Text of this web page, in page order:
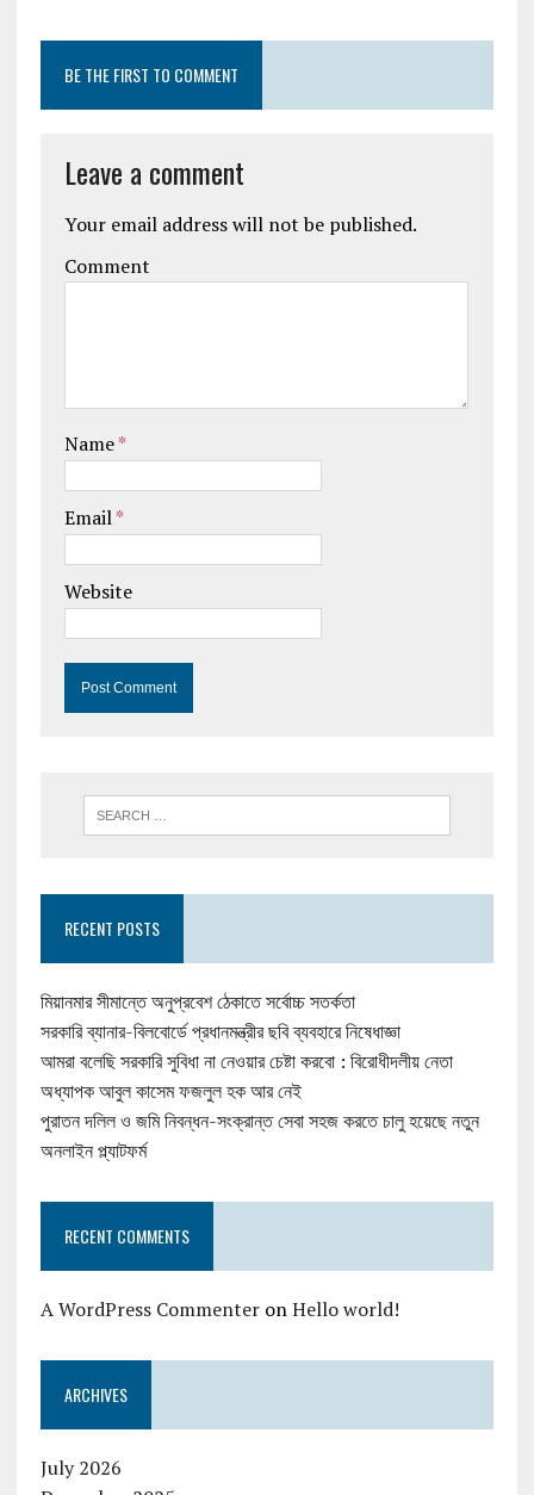
BE THE FIRST TO COMMENT
Leave a comment
Your email address will not be published.
Comment
Name*
Email*
Website
RECENT POSTS
মিয়ানমার সীমান্তে অনুপ্রবেশ ঠেকাতে সর্বোচ্চ সতর্কতা
সরকারি ব্যানার-বিলবোর্ডে প্রধানমন্ত্রীর ছবি ব্যবহারে নিষেধাজ্ঞা
আমরা বলেছি সরকারি সুবিধা না নেওয়ার চেষ্টা করবো : বিরোধীদলীয় নেতা
অধ্যাপক আবুল কাসেম ফজলুল হক আর নেই
পুরাতন দলিল ও জমি নিবন্ধন-সংক্রান্ত সেবা সহজ করতে চালু হয়েছে নতুন
অনলাইন প্ল্যাটফর্ম
RECENT COMMENTS
A WordPress CommenteronHello world!
ARCHIVES
July 2026